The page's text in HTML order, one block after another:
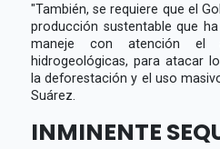
"También, se requiere que el
producción sustentable que
maneje con atención el
hidrogeológicas, para atacar
la deforestación y el uso
Suárez.
INMINENTE